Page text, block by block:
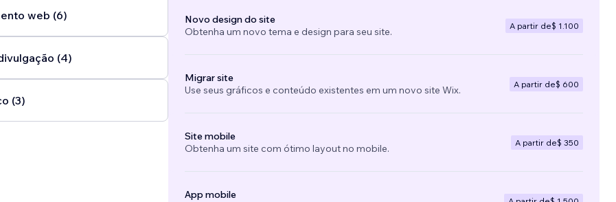
web (6)
(4)
(3)
Novo design do site
Obtenha um novo tema e design para seu site.
A partir de$ 1.100
Migrar site
Use seus gráficos e conteúdo existentes em um novo site Wix.
A partir de$ 600
Site mobile
Obtenha um site com ótimo layout no mobile.
A partir de$ 350
App mobile